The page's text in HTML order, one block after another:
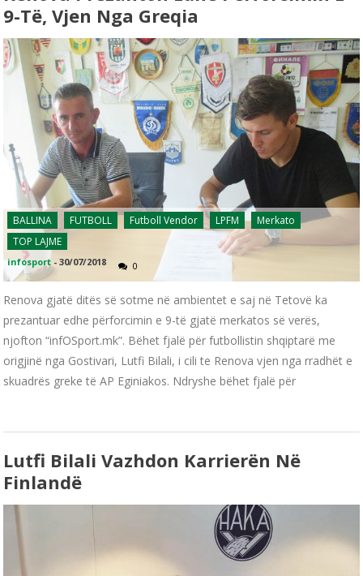
9-Të, Vjen Nga Greqia
BALLINA FUTBOLL Futboll Vendor LPFM
Merkato
TOP LAJME
infosport -30/07/2018 0
Renova gjatë ditës së sotme në ambientet e saj në Tetovë ka
prezantuar edhe përforcimin e 9-të gjatë merkatos së verës,
njofton “infOSport.mk”. Bëhet fjalë për futbollistin shqiptarë me
origjinë nga Gostivari, Lutfi Bilali, i cili te Renova vjen nga rradhët e
skuadrës greke të AP Eginiakos. Ndryshe bëhet fjalë për
Lutfi Bilali Vazhdon Karrierën Në
Finlandë